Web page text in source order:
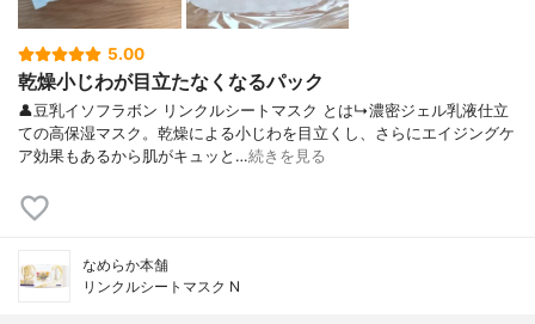
5.00
乾燥小じわが目立たなくなるパック
👤豆乳イソフラボン リンクルシートマスク とは↳濃密ジェル乳液仕立
ての高保湿マスク。乾燥による小じわを目立くし、さらにエイジングケ
ア効果もあるから肌がキュッと…続きを見る
なめらか本舗
リンクルシートマスク N